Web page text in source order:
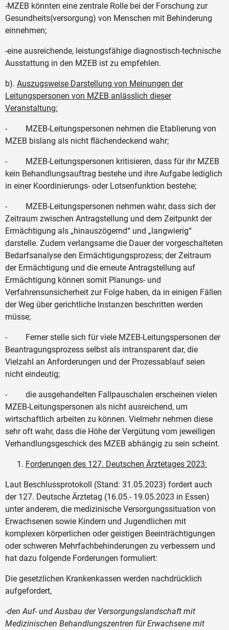
-MZEB könnten eine zentrale Rolle bei der Forschung zur
Gesundheits(versorgung) von Menschen mit Behinderung
einnehmen;
-eine ausreichende, leistungsfähige diagnostisch-technische
Ausstattung in den MZEB ist zu empfehlen.
b). Auszugsweise Darstellung von Meinungen der
Leitungspersonen von MZEB anlässlich dieser
Veranstaltung:
- MZEB-Leitungspersonen nehmen die Etablierung von
MZEB bislang als nicht flächendeckend wahr;
- MZEB-Leitungspersonen kritisieren, dass für ihr MZEB
kein Behandlungsauftrag bestehe und ihre Aufgabe lediglich
in einer Koordinierungs- oder Lotsenfunktion bestehe;
- MZEB-Leitungspersonen nehmen wahr, dass sich der
Zeitraum zwischen Antragstellung und dem Zeitpunkt der
Ermächtigung als „hinauszögernd“ und „langwierig“
darstelle. Zudem verlangsame die Dauer der vorgeschalteten
Bedarfsanalyse den Ermächtigungsprozess; der Zeitraum
der Ermächtigung und die erneute Antragstellung auf
Ermächtigung können somit Planungs- und
Verfahrensunsicherheit zur Folge haben, da in einigen Fällen
der Weg über gerichtliche Instanzen beschritten werden
müsse;
- Ferner stelle sich für viele MZEB-Leitungspersonen der
Beantragungsprozess selbst als intransparent dar, die
Vielzahl an Anforderungen und der Prozessablauf seien
nicht eindeutig;
- die ausgehandelten Fallpauschalen erscheinen vielen
MZEB-Leitungspersonen als nicht ausreichend, um
wirtschaftlich arbeiten zu können. Vielmehr nehmen diese
sehr oft wahr, dass die Höhe der Vergütung vom jeweiligen
Verhandlungsgeschick des MZEB abhängig zu sein scheint.
Forderungen des 127. Deutschen Ärztetages 2023:
Laut Beschlussprotokoll (Stand: 31.05.2023) fordert auch
der 127. Deutsche Ärztetag (16.05.- 19.05.2023 in Essen)
unter anderem, die medizinische Versorgungssituation von
Erwachsenen sowie Kindern und Jugendlichen mit
komplexen körperlichen oder geistigen Beeinträchtigungen
oder schweren Mehrfachbehinderungen zu verbessern und
hat dazu folgende Forderungen formuliert:
Die gesetzlichen Krankenkassen werden nachdrücklich
aufgefordert,
-den Auf- und Ausbau der Versorgungslandschaft mit
Medizinischen Behandlungszentren für Erwachsene mit